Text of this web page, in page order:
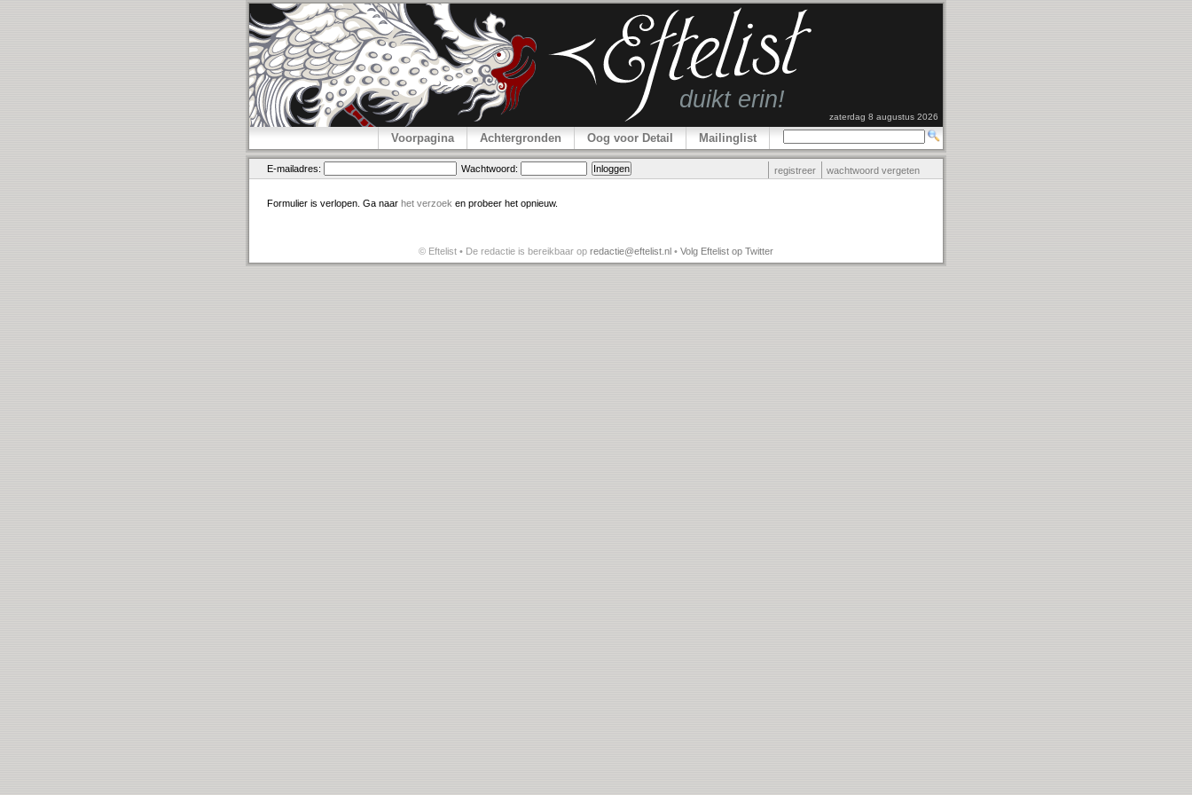
zaterdag 8 augustus 2026
Voorpagina Achtergronden Oog voor Detail Mailinglist
E-mailadres: Wachtwoord: registreer wachtwoord vergeten
Formulier is verlopen. Ga naar het verzoek en probeer het opnieuw.
© Eftelist • De redactie is bereikbaar op redactie@eftelist.nl • Volg Eftelist op Twitter